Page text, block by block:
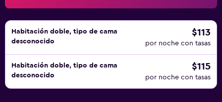
Habitación doble, tipo de cama
desconocido
$113
por noche con tasas
Habitación doble, tipo de cama
desconocido
$115
por noche con tasas